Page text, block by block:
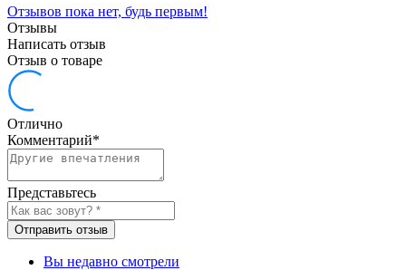
Отзывов пока нет, будь первым!
Отзывы
Написать отзыв
Отзыв о товаре
Отлично
Комментарий*
Представьтесь
Отправить отзыв
Вы недавно смотрели